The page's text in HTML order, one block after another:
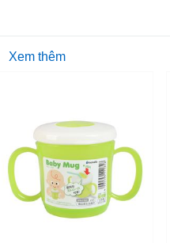
Xem thêm